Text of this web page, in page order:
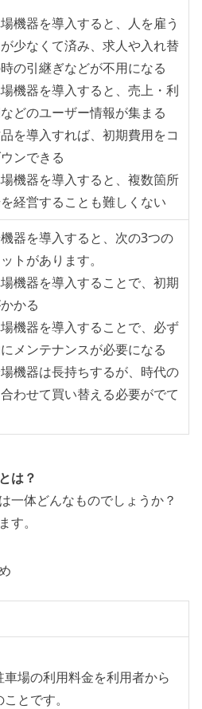
機器を導入すると、人を雇う
少なくて済み、求人や入れ替
の引継ぎなどが不用になる
機器を導入すると、売上・利
どのユーザー情報が集まる
を導入すれば、初期費用をコ
ンできる
機器を導入すると、複数箇所
経営することも難しくない
器を導入すると、次の3つの
トがあります。
機器を導入することで、初期
かる
機器を導入することで、必ず
メンテナンスが必要になる
機器は長持ちするが、時代の
わせて買い替える必要がでて
は？
一体どんなものでしょうか？
す。
場の利用料金を利用者から
とです。